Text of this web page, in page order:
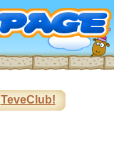
TeveClub!